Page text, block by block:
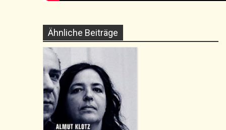
Ähnliche Beiträge